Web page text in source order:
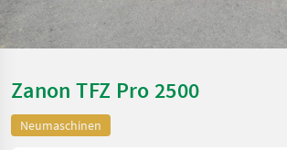
Zanon TFZ Pro 2500
Neumaschinen